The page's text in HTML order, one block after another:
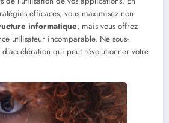
efficaces, vous maximisez non
informatique, mais vous offrez
utilisateur incomparable. Ne sous-
qui peut révolutionner votre